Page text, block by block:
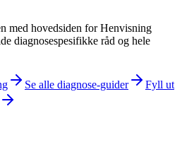
med hovedsiden forHenvisning
diagnosespesifikke råd og hele
Se alle diagnose-guider
Fyll ut